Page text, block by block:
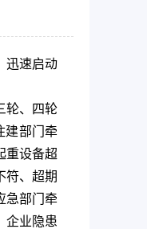
迅速启动
轮、四轮
建部门牵
重设备超
符、超期
急部门牵
企业隐患